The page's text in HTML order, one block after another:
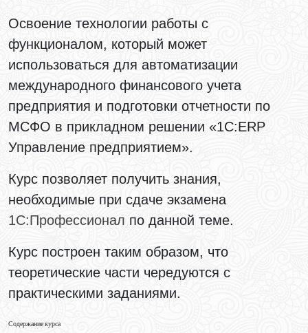
Освоение технологии работы с
функционалом, который может
использоваться для автоматизации
международного финансового учета
предприятия и подготовки отчетности по
МСФО в прикладном решении «1С:ERP
Управление предприятием».
Курс позволяет получить знания,
необходимые при сдаче экзамена
1С:Профессионал по данной теме.
Курс построен таким образом, что
теоретические части чередуются с
практическими заданиями.
Содержание курса